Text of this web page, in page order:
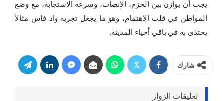
يجب أن يوازن بين الحزم، الإنصات، وسرعة الاستجابة، مع وضع
المواطن في قلب الاهتمام، وهو ما يجعل تجربة واد فاس مثالاً
يحتذى به في باقي أحياء المدينة.
شارك
تعليقات الزوار